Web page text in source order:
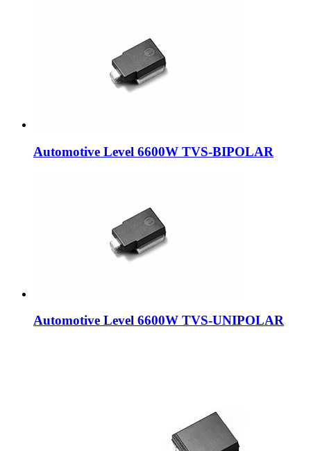
Automotive Level 6600W TVS-BIPOLAR
Automotive Level 6600W TVS-UNIPOLAR